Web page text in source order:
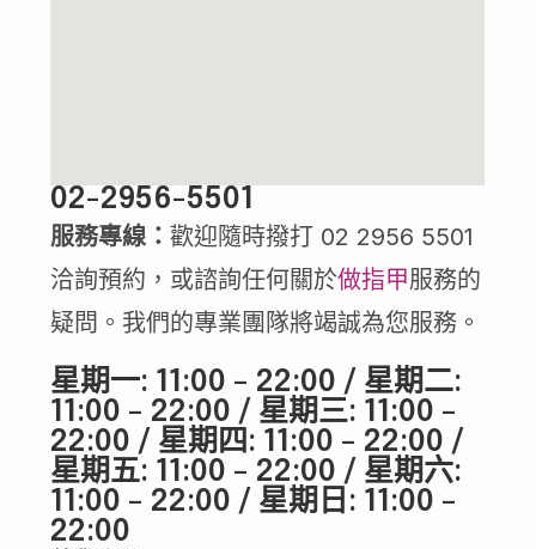
02-2956-5501
服務專線：歡迎隨時撥打 02 2956 5501
洽詢預約，或諮詢任何關於做指甲服務的
疑問。我們的專業團隊將竭誠為您服務。
星期一: 11:00 – 22:00 / 星期二:
11:00 – 22:00 / 星期三: 11:00 –
22:00 / 星期四: 11:00 – 22:00 /
星期五: 11:00 – 22:00 / 星期六:
11:00 – 22:00 / 星期日: 11:00 –
22:00